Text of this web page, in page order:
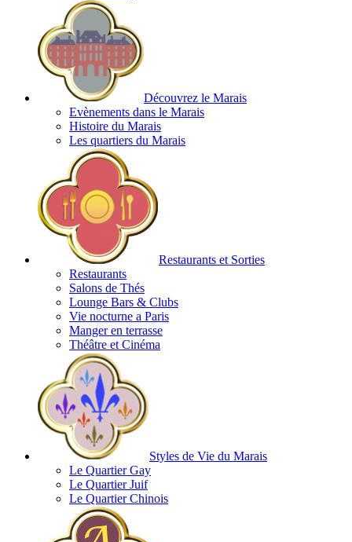
Découvrez le Marais
Evènements dans le Marais
Histoire du Marais
Les quartiers du Marais
Restaurants et Sorties
Restaurants
Salons de Thés
Lounge Bars & Clubs
Vie nocturne a Paris
Manger en terrasse
Théâtre et Cinéma
Styles de Vie du Marais
Le Quartier Gay
Le Quartier Juif
Le Quartier Chinois